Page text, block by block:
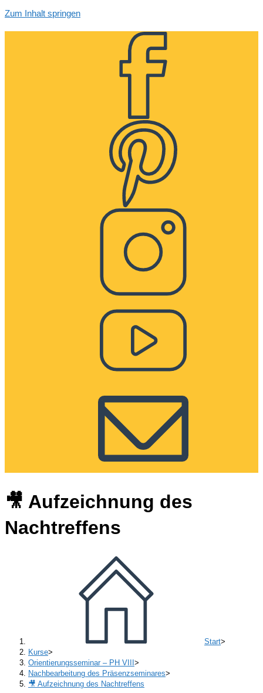
Zum Inhalt springen
🎥 Aufzeichnung des
Nachtreffens
Start>
Kurse>
Orientierungsseminar – PH VIII >
Nachbearbeitung des Präsenzseminares>
🎥 Aufzeichnung des Nachtreffens